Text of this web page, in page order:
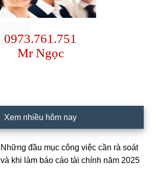
0973.761.751
Mr Ngọc
Xem nhiều hôm nay
Những đầu mục công việc cần rà soát
và khi làm báo cáo tài chính năm 2025